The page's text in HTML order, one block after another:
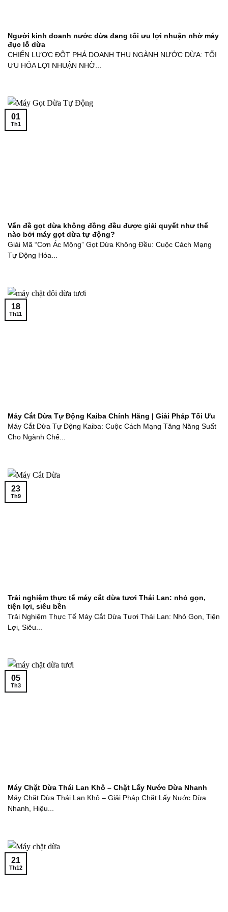
Người kinh doanh nước dừa đang tối ưu lợi nhuận nhờ máy
đục lỗ dừa
CHIẾN LƯỢC ĐỘT PHÁ DOANH THU NGÀNH NƯỚC DỪA: TỐI
ƯU HÓA LỢI NHUẬN NHỜ...
Vấn đề gọt dừa không đồng đều được giải quyết như thế
nào bởi máy gọt dừa tự động?
Giải Mã “Cơn Ác Mộng” Gọt Dừa Không Đều: Cuộc Cách Mạng
Tự Động Hóa...
01
Th1
Máy Cắt Dừa Tự Động Kaiba Chính Hãng | Giải Pháp Tối Ưu
Máy Cắt Dừa Tự Động Kaiba: Cuộc Cách Mạng Tăng Năng Suất
Cho Ngành Chế...
18
Th11
Trải nghiệm thực tế máy cắt dừa tươi Thái Lan: nhỏ gọn,
tiện lợi, siêu bền
Trải Nghiệm Thực Tế Máy Cắt Dừa Tươi Thái Lan: Nhỏ Gọn, Tiện
Lợi, Siêu...
23
Th9
Máy Chặt Dừa Thái Lan Khô – Chặt Lấy Nước Dừa Nhanh
Máy Chặt Dừa Thái Lan Khô – Giải Pháp Chặt Lấy Nước Dừa
Nhanh, Hiệu...
05
Th3
21
Th12